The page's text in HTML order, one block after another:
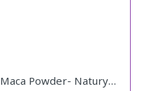
Maca Powder- Naturya Organic